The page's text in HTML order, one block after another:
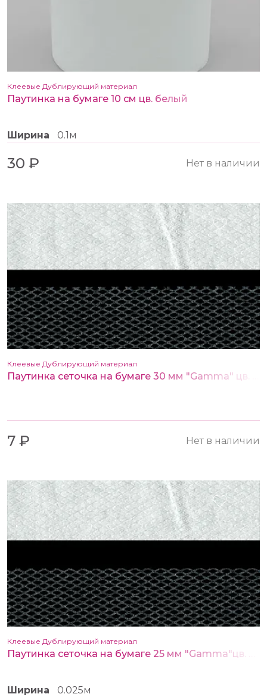
Клеевые Дублирующий материал
Паутинка на бумаге 10 см цв. белый
Ширина 0.1м
30 ₽ Нет в наличии
Клеевые Дублирующий материал
7 ₽ Нет в наличии
Клеевые Дублирующий материал
Ширина 0.025м